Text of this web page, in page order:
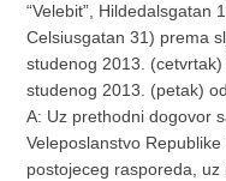
“Velebit”, Hildedalsgatan
Celsiusgatan 31) prema
studenog 2013.
studenog 2013. (petak)
A: Uz prethodni dogovor
Veleposlanstvo
postojeceg rasporeda,